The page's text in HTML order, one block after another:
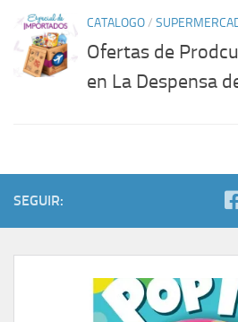
CATALOGO/
Ofertas de
en La Despensa
SEGUIR: